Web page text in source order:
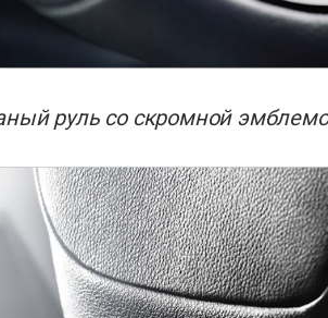
руль со скромной